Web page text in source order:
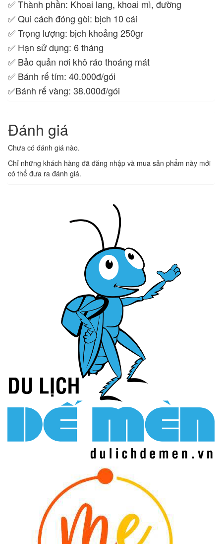
✅ Thành phần: Khoai lang, khoai mì, đường
✅ Qui cách đóng gòi: bịch 10 cái
✅ Trọng lượng: bịch khoảng 250gr
✅ Hạn sử dụng: 6 tháng
✅ Bảo quản nơi khô ráo thoáng mát
✅ Bánh rế tím: 40.000đ/gói
✅Bánh rế vàng: 38.000đ/gói
Đánh giá
Chưa có đánh giá nào.
Chỉ những khách hàng đã đăng nhập và mua sản phẩm này mới
có thể đưa ra đánh giá.